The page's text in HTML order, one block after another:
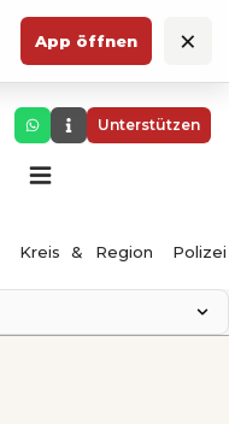
App öffnen ×
Unterstützen
Kreis & Region Polizei